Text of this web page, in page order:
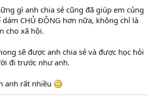
gì anh chia sẻ cũng đã giúp em củng
CHỦ ĐỘNG hơn nữa, không chỉ là
cho xã hội.
sẽ được anh chia sẻ và được học hỏi
đi trước như anh.
anh rất nhiều